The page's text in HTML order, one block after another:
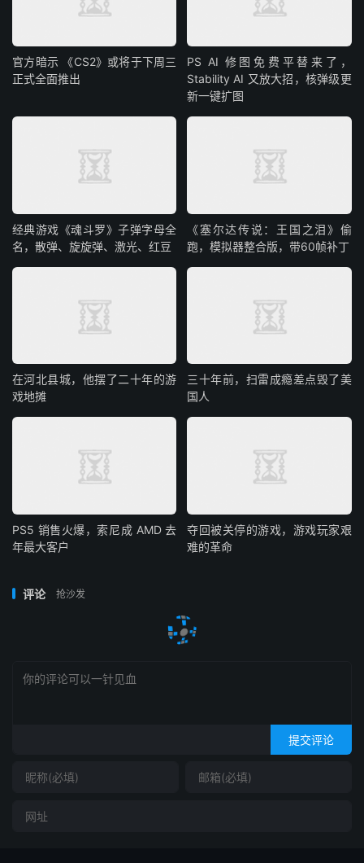
官方暗示 《CS2》或将于下周三
正式全面推出
PS AI 修图免费平替来了，
Stability AI 又放大招，核弹级更
新一键扩图
经典游戏《魂斗罗》子弹字母全
名，散弹、旋旋弹、激光、红豆
《塞尔达传说：王国之泪》偷
跑，模拟器整合版，带60帧补丁
在河北县城，他摆了二十年的游
戏地摊
三十年前，扫雷成瘾差点毁了美
国人
PS5 销售火爆，索尼成 AMD 去
年最大客户
夺回被关停的游戏，游戏玩家艰
难的革命
评论 抢沙发
提交评论